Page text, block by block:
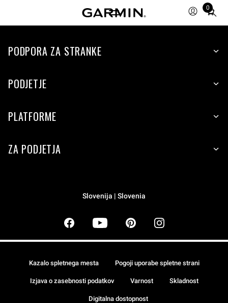
0
Total
items
cart:
PODPORA ZA STRANKE
PODJETJE
PLATFORME
ZA PODJETJA
Slovenija | Slovenia
Kazalo spletnega mesta Pogoji uporabe spletne strani
Izjava o zasebnosti podatkov Varnost Skladnost
Digitalna dostopnost